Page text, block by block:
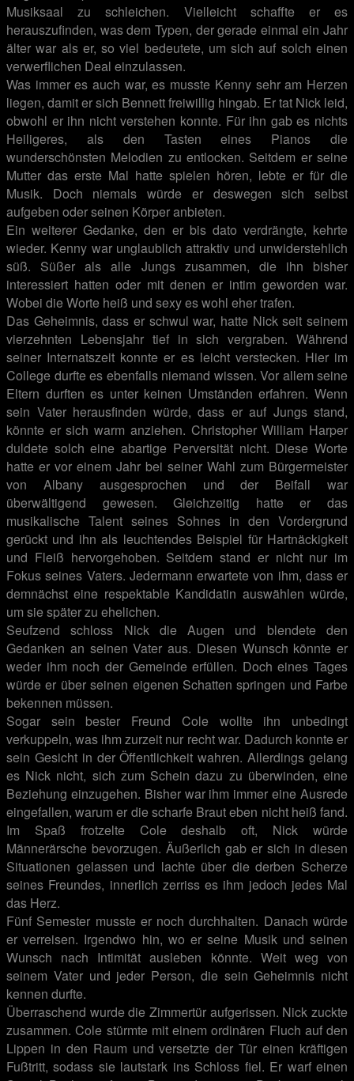
Musiksaal zu schleichen. Vielleicht schaffte er es
herauszufinden, was dem Typen, der gerade einmal ein Jahr
älter war als er, so viel bedeutete, um sich auf solch einen
verwerflichen Deal einzulassen.
Was immer es auch war, es musste Kenny sehr am Herzen
liegen, damit er sich Bennett freiwillig hingab. Er tat Nick leid,
obwohl er ihn nicht verstehen konnte. Für ihn gab es nichts
Heiligeres, als den Tasten eines Pianos die
wunderschönsten Melodien zu entlocken. Seitdem er seine
Mutter das erste Mal hatte spielen hören, lebte er für die
Musik. Doch niemals würde er deswegen sich selbst
aufgeben oder seinen Körper anbieten.
Ein weiterer Gedanke, den er bis dato verdrängte, kehrte
wieder. Kenny war unglaublich attraktiv und unwiderstehlich
süß. Süßer als alle Jungs zusammen, die ihn bisher
interessiert hatten oder mit denen er intim geworden war.
Wobei die Worte heiß und sexy es wohl eher trafen.
Das Geheimnis, dass er schwul war, hatte Nick seit seinem
vierzehnten Lebensjahr tief in sich vergraben. Während
seiner Internatszeit konnte er es leicht verstecken. Hier im
College durfte es ebenfalls niemand wissen. Vor allem seine
Eltern durften es unter keinen Umständen erfahren. Wenn
sein Vater herausfinden würde, dass er auf Jungs stand,
könnte er sich warm anziehen. Christopher William Harper
duldete solch eine abartige Perversität nicht. Diese Worte
hatte er vor einem Jahr bei seiner Wahl zum Bürgermeister
von Albany ausgesprochen und der Beifall war
überwältigend gewesen. Gleichzeitig hatte er das
musikalische Talent seines Sohnes in den Vordergrund
gerückt und ihn als leuchtendes Beispiel für Hartnäckigkeit
und Fleiß hervorgehoben. Seitdem stand er nicht nur im
Fokus seines Vaters. Jedermann erwartete von ihm, dass er
demnächst eine respektable Kandidatin auswählen würde,
um sie später zu ehelichen.
Seufzend schloss Nick die Augen und blendete den
Gedanken an seinen Vater aus. Diesen Wunsch könnte er
weder ihm noch der Gemeinde erfüllen. Doch eines Tages
würde er über seinen eigenen Schatten springen und Farbe
bekennen müssen.
Sogar sein bester Freund Cole wollte ihn unbedingt
verkuppeln, was ihm zurzeit nur recht war. Dadurch konnte er
sein Gesicht in der Öffentlichkeit wahren. Allerdings gelang
es Nick nicht, sich zum Schein dazu zu überwinden, eine
Beziehung einzugehen. Bisher war ihm immer eine Ausrede
eingefallen, warum er die scharfe Braut eben nicht heiß fand.
Im Spaß frotzelte Cole deshalb oft, Nick würde
Männerärsche bevorzugen. Äußerlich gab er sich in diesen
Situationen gelassen und lachte über die derben Scherze
seines Freundes, innerlich zerriss es ihm jedoch jedes Mal
das Herz.
Fünf Semester musste er noch durchhalten. Danach würde
er verreisen. Irgendwo hin, wo er seine Musik und seinen
Wunsch nach Intimität ausleben könnte. Weit weg von
seinem Vater und jeder Person, die sein Geheimnis nicht
kennen durfte.
Überraschend wurde die Zimmertür aufgerissen. Nick zuckte
zusammen. Cole stürmte mit einem ordinären Fluch auf den
Lippen in den Raum und versetzte der Tür einen kräftigen
Fußtritt, sodass sie lautstark ins Schloss fiel. Er warf einen